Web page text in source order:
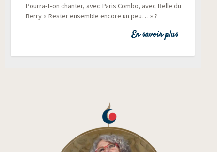
Pour­ra-t-on chan­ter, avec Paris Com­bo, avec Belle du
Ber­ry « Res­ter ensemble encore un peu… » ?
En savoir plus